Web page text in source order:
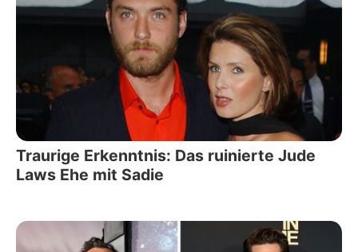
Traurige Erkenntnis: Das ruinierte Jude
Laws Ehe mit Sadie